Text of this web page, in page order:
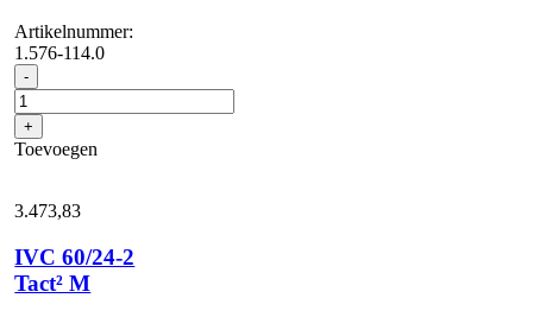
Artikelnummer:
1.576-114.0
- IVC
60/24-
2
Tact²
Lp
+
Toevoegen
3.473,83
IVC 60/24-2
Tact² M